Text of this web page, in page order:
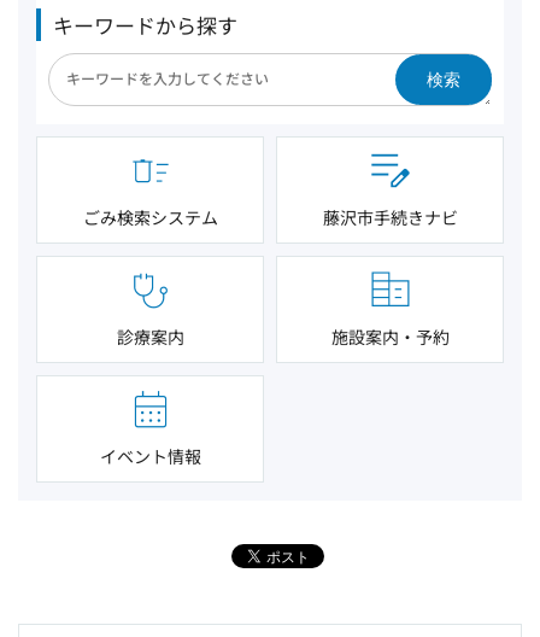
キーワードから探す
検索
ごみ検索システム 藤沢市手続きナビ
診療案内 施設案内・予約
イベント情報